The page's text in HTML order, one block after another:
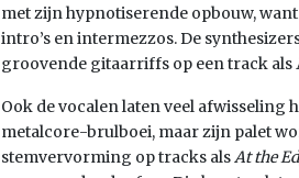
met zijn hypnotiserende opbouw,
intro’s en intermezzos. De
groovende gitaarriffs op een track als
Ook de vocalen laten veel afwisseling
metalcore-brulboei, maar zijn palet
stemvervorming op tracks alsAt the